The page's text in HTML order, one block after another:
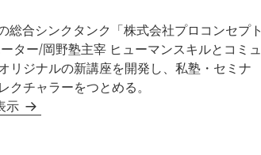
総合シンクタンク「株式会社プロコンセプト
ター/岡野塾主宰 ヒューマンスキルとコミュ
リジナルの新講座を開発し、私塾・セミナ
クチャラーをつとめる。
示